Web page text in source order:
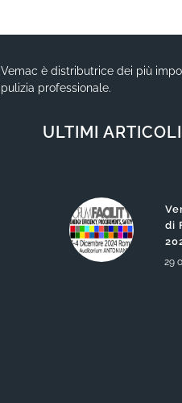
Vemac è distributrice dei più
pulizia professionale.
ULTIMI ARTICOLI
di
29